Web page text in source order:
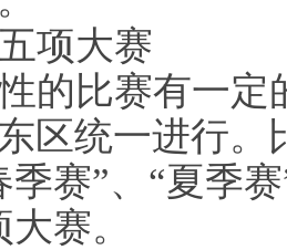
项大赛
的比赛有一定
区统一进行。
季赛”、“夏季
赛。